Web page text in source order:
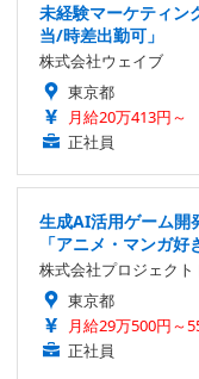
未経験マーケティン
当/時差出勤可」
株式会社ウェイブ
東京都
月給20万413円～
正社員
生成AI活用ゲーム開
「アニメ・マンガ
株式会社プロジェクト
東京都
月給29万500円～
正社員